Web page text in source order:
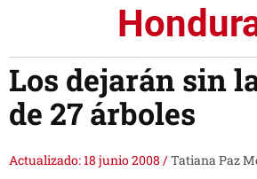
Los dejarán sin
de 27 árboles
Actualizado: 18 junio 2008 /Tatiana Paz